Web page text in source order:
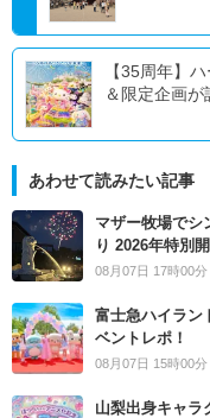
【35周年】
＆限定企画が
あわせて読みたい記事
マザー牧場でシ
り 2026年特別
08月07日 17時00分
富士急ハイラン
ベントレポ！
08月07日 15時00分
山梨出身キャラ